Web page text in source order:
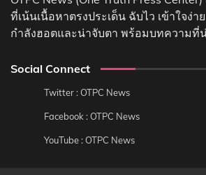
ที่เน้นเนื้อหาตรงประเด็น ฉับไว เข้าใจง่า
กำลังฮอตและน่าจับตา พร้อมบทความที่
Social Connect
Twitter : OTPC News
Facebook : OTPC News
YouTube : OTPC News